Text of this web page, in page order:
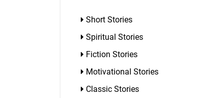
Short Stories
Spiritual Stories
Fiction Stories
Motivational Stories
Classic Stories